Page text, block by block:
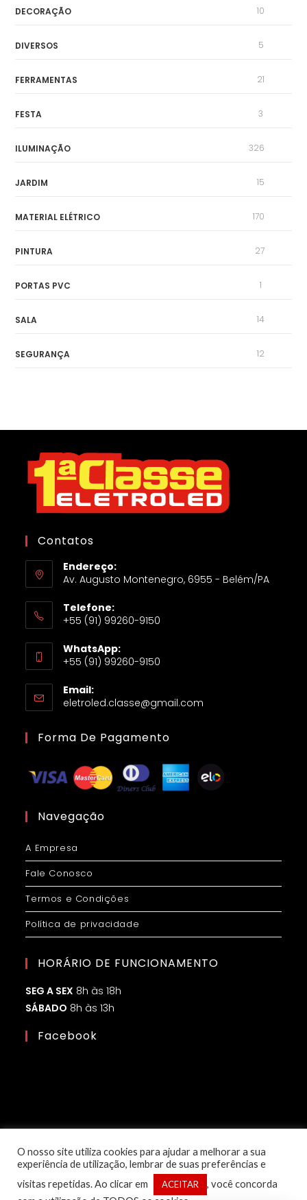
DECORAÇÃO 10
DIVERSOS 5
FERRAMENTAS 21
FESTA 3
ILUMINAÇÃO 326
JARDIM 15
MATERIAL ELÉTRICO 170
PINTURA 27
PORTAS PVC 1
SALA 14
SEGURANÇA 12
Contatos
Endereço:
Av. Augusto Montenegro, 6955 - Belém/PA
Telefone:
+55 (91) 99260-9150
WhatsApp:
+55 (91) 99260-9150
Email:
eletroled.classe@gmail.com
Forma De Pagamento
Navegação
A Empresa
Fale Conosco
Termos e Condições
Política de privacidade
HORÁRIO DE FUNCIONAMENTO
SEG A SEX 8h às 18h
SÁBADO 8h às 13h
Facebook
O nosso site utiliza cookies para ajudar a melhorar a sua
experiência de utilização, lembrar de suas preferências e
visitas repetidas. Ao clicar em
ACEITAR
, você concorda